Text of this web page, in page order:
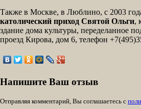
Также в Москве, в Люблино, с 2003
католический приход Святой Ольги,
здание дома культуры, переделанное
проезд Кирова, дом 6, телефон
Напишите Ваш отзыв
Отправляя комментарий, Вы соглашаетесь с